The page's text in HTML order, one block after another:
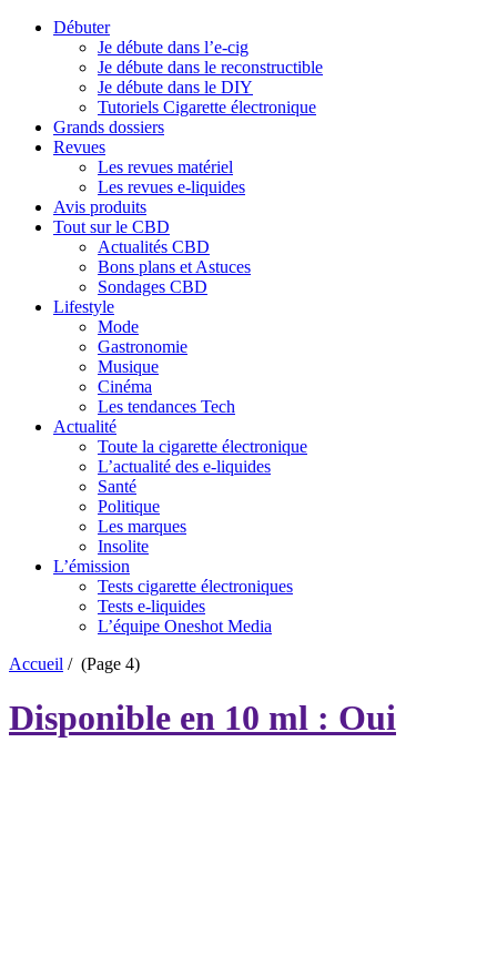
Débuter
Je débute dans l’e-cig
Je débute dans le reconstructible
Je débute dans le DIY
Tutoriels Cigarette électronique
Grands dossiers
Revues
Les revues matériel
Les revues e-liquides
Avis produits
Tout sur le CBD
Actualités CBD
Bons plans et Astuces
Sondages CBD
Lifestyle
Mode
Gastronomie
Musique
Cinéma
Les tendances Tech
Actualité
Toute la cigarette électronique
L’actualité des e-liquides
Santé
Politique
Les marques
Insolite
L’émission
Tests cigarette électroniques
Tests e-liquides
L’équipe Oneshot Media
Accueil / (Page 4)
Disponible en 10 ml : Oui